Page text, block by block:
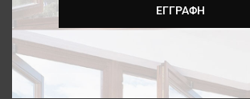
ΕΓΓΡΑΦΉ